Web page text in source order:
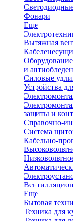
Фонари
Еще
Вытяжная
Оборудование
и
Силовые
Устройства
защиты и
Справочно-
Система
Кабельно-
Еще
Бытовая
Техника для